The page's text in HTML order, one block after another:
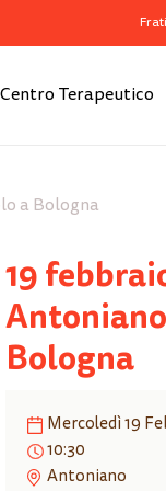
Centro Terapeutico
Cart
a Bologna
19
Bologna
Mercoledì 19
10:30
Antoniano